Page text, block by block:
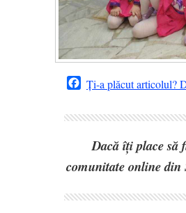
Facebook
Ți-a plăcut articolul?
Dacă îți place să
comunitate online din